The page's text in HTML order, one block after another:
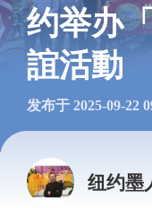
约举办
誼活動
发布于 2025-09-22
纽约墨